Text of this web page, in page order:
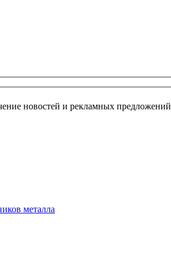
новостей и рекламных предложений
металла